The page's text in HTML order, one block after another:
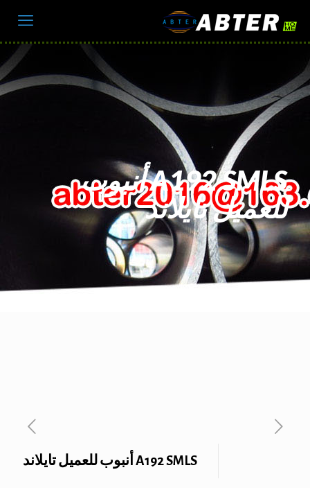
A192 SMLS أنبوب
للعميل تايلاند
A192 SMLS أنبوب للعميل تايلاند